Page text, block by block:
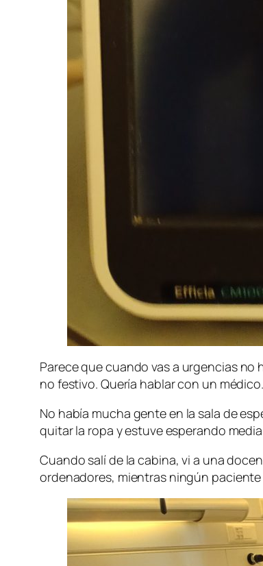
Parece que cuando vas a urgencias no
no festivo. Quería hablar con un médico.
No había mucha gente en la sala de
quitar la ropa y estuve esperando
Cuando salí de la cabina, vi a una
ordenadores, mientras ningún